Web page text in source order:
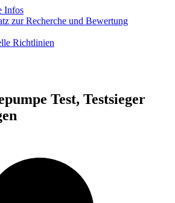
Infos
zur Recherche und Bewertung
Richtlinien
Test, Testsieger